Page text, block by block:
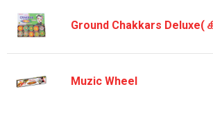
Ground Chakkars
Muzic Wheel